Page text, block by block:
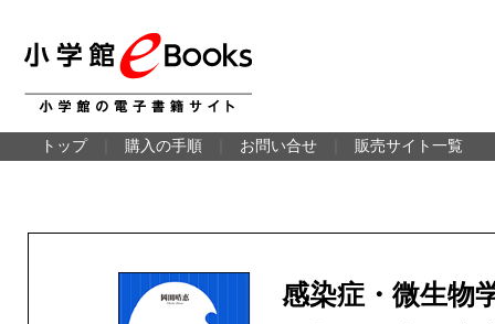
トップ 購入の手順 お問い合せ 販売サイト一覧
感染症・微生